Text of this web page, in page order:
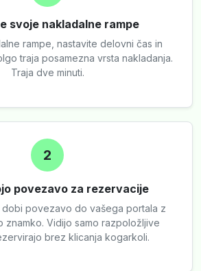
svoje nakladalne rampe
rampe, nastavite delovni čas in
traja posamezna vrsta nakladanja.
Traja dve minuti.
2
povezavo za rezervacije
povezavo do vašega portala z
znamko. Vidijo samo razpoložljive
brez klicanja kogarkoli.